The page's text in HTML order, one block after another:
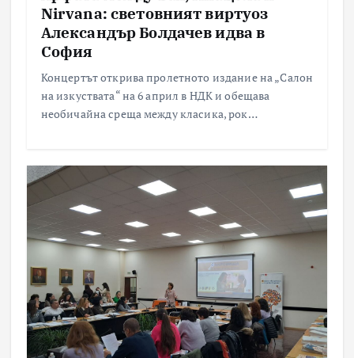
Nirvana: световният виртуоз
Александър Болдачев идва в
София
Концертът открива пролетното издание на „Салон
на изкуствата“ на 6 април в НДК и обещава
необичайна среща между класика, рок…